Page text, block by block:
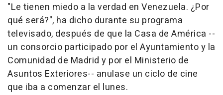
"Le tienen miedo a la verdad en Venezuela. ¿Por
qué será?", ha dicho durante su programa
televisado, después de que la Casa de América --
un consorcio participado por el Ayuntamiento y la
Comunidad de Madrid y por el Ministerio de
Asuntos Exteriores-- anulase un ciclo de cine
que iba a comenzar el lunes.